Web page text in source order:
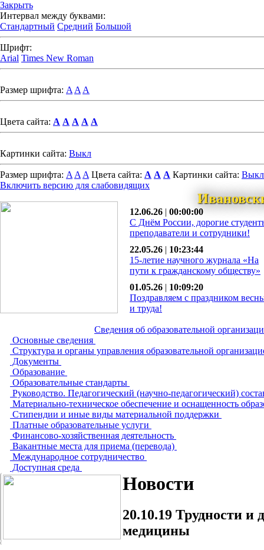
Закрыть
Интервал между буквами:
Стандартный Средний Большой
Шрифт:
Arial Times New Roman
Размер шрифта: A A A
Цвета сайта: A A A A A
Картинки сайта: Выкл
Размер шрифта: A A A Цвета сайта: A A A Картинки сайта: Выкл
Включить версию для слабовидящих
12.06.26 | 00:00:00
С Днём России, дорогие
преподаватели и сотрудники!
22.05.26 | 10:23:44
15-летие научного журнала «На
пути к гражданскому обществу»
01.05.26 | 10:09:20
Поздравляем с праздником
и труда!
Сведения об образовательной
Основные сведения
Структура и органы управления образовательной
Документы
Образование
Образовательные стандарты
Руководство. Педагогический (научно-педагогический)
Материально-техническое обеспечение и оснащенность
Стипендии и иные виды материальной поддержки
Платные образовательные услуги
Финансово-хозяйственная деятельность
Вакантные места для приема (перевода)
Международное сотрудничество
Доступная среда
Новости
20.10.19 Трудности и
медицины